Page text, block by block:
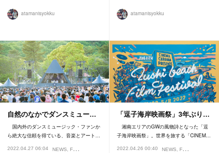
atamanisyokku atamanisyokku
自然のなかでダンスミュー…
国内外のダンスミュージック・ファンか
ら絶大な信頼を得ている、音楽とアート…
2022.04.27 06:04 NEWS FESTIVAL
「逗子海岸映画祭」3年ぶり…
湘南エリアのGWの風物詩となった「逗
子海岸映画祭」。世界を旅する「CINEM…
2022.04.26 00:40 NEWS FESTIVAL